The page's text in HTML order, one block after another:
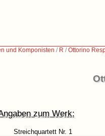
und Komponisten / R /Ottorino
zum Werk:
Streichquartett Nr. 1